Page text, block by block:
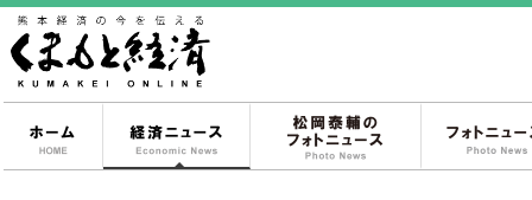
経済ニュース